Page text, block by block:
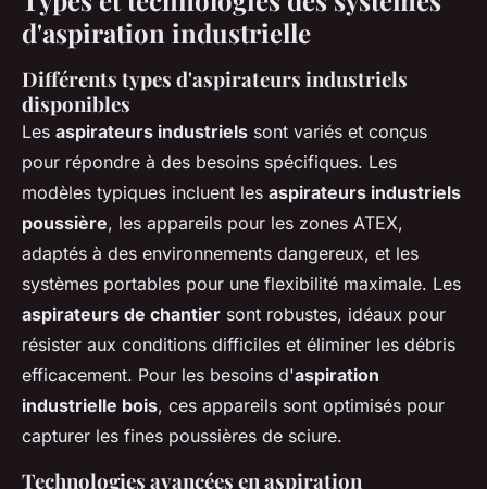
d'aspiration industrielle
Différents types d'aspirateurs industriels
disponibles
Les aspirateurs industriels sont variés et conçus
pour répondre à des besoins spécifiques. Les
modèles typiques incluent les aspirateurs industriels
poussière, les appareils pour les zones ATEX,
adaptés à des environnements dangereux, et les
systèmes portables pour une flexibilité maximale. Les
aspirateurs de chantier sont robustes, idéaux pour
résister aux conditions difficiles et éliminer les débris
efficacement. Pour les besoins d'aspiration
industrielle bois, ces appareils sont optimisés pour
capturer les fines poussières de sciure.
Technologies avancées en aspiration